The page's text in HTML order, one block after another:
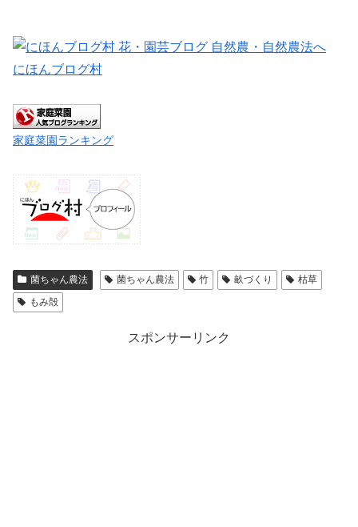
にほんブログ村
家庭菜園ランキング
菌ちゃん農法 菌ちゃん農法 竹 畝づくり
枯草
もみ殻
スポンサーリンク